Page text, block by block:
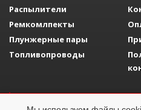
Распылители
Ремкомлпекты
Плунжерные пары
Топливопроводы